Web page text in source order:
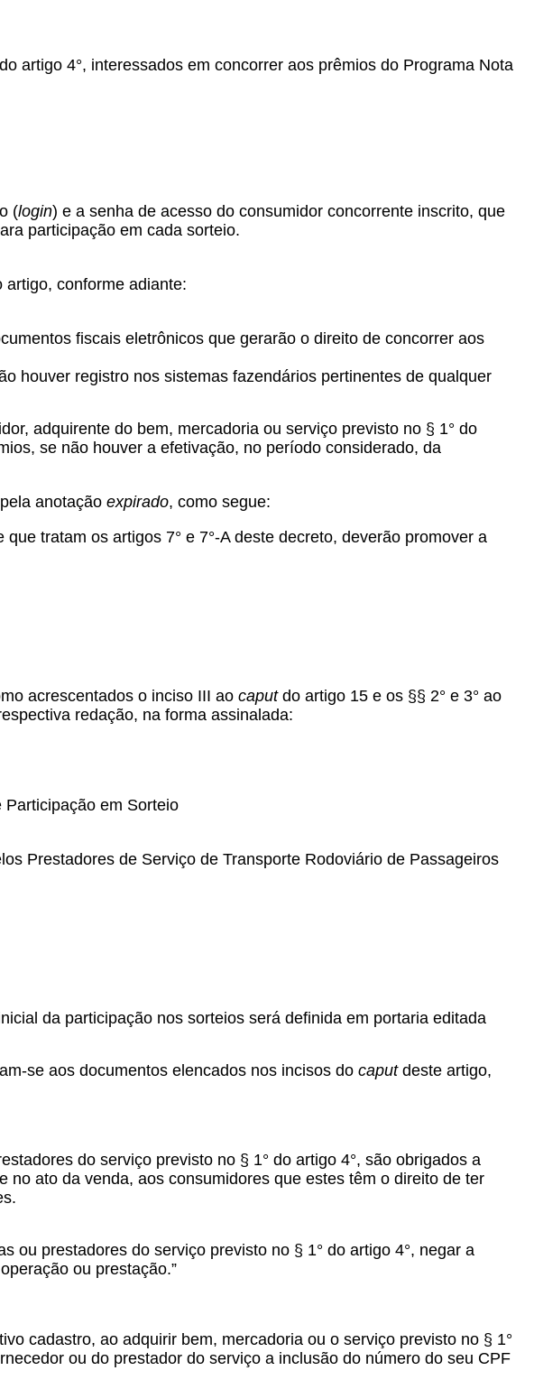
artigo 4°, interessados em concorrer aos prêmios do Programa Nota
(login) e a senha de acesso do consumidor concorrente inscrito, que
participação em cada sorteio.
conforme adiante:
fiscais eletrônicos que gerarão o direito de concorrer aos
houver registro nos sistemas fazendários pertinentes de qualquer
adquirente do bem, mercadoria ou serviço previsto no § 1° do
se não houver a efetivação, no período considerado, da
anotação expirado, como segue:
tratam os artigos 7° e 7°-A deste decreto, deverão promover a
acrescentados o inciso III ao caputdo artigo 15 e os §§ 2° e 3° ao
redação, na forma assinalada:
em Sorteio
Prestadores de Serviço de Transporte Rodoviário de Passageiros
da participação nos sorteios será definida em portaria editada
se aos documentos elencados nos incisos do caputdeste artigo,
do serviço previsto no § 1° do artigo 4°, são obrigados a
ato da venda, aos consumidores que estes têm o direito de ter
ou prestadores do serviço previsto no § 1° do artigo 4°, negar a
ou prestação.”
cadastro, ao adquirir bem, mercadoria ou o serviço previsto no § 1°
ou do prestador do serviço a inclusão do número do seu CPF